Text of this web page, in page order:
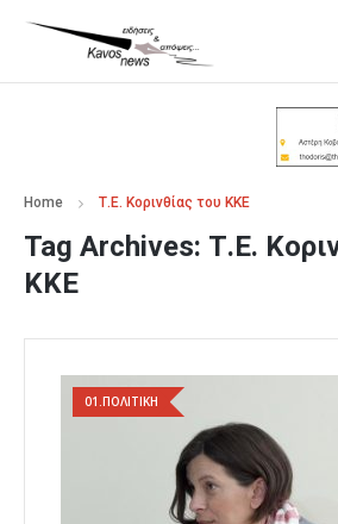
Home Τ.Ε. Κορινθίας του ΚΚΕ
Tag Archives: Τ.Ε.
ΚΚΕ
01.ΠΟΛΙΤΙΚΗ